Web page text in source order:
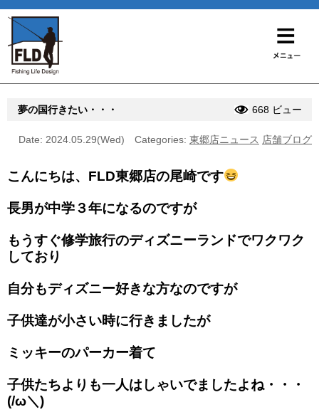
夢の国行きたい・・・ 668 ビュー
Date: 2024.05.29(Wed) Categories: 東郷店ニュース 店舗ブログ
こんにちは、FLD東郷店の尾崎です
長男が中学３年になるのですが
もうすぐ修学旅行のディズニーランドでワクワク
しており
自分もディズニー好きな方なのですが
子供達が小さい時に行きましたが
ミッキーのパーカー着て
子供たちよりも一人はしゃいでましたよね・・・
(/ω＼)